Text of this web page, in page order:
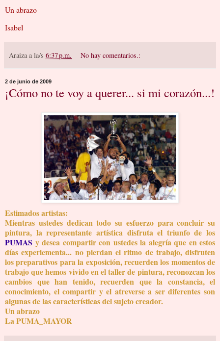
Un abrazo
Isabel
Araiza a la/s 6:37 p.m. No hay comentarios.:
2 de junio de 2009
¡Cómo no te voy a querer... si mi corazón...!
Estimados artistas:
Mientras ustedes dedican todo su esfuerzo para concluir su
pintura, la representante artística disfruta el triunfo de los
PUMAS y desea compartir con ustedes la alegría que en estos
días experiementa... no pierdan el ritmo de trabajo, disfruten
los preparativos para la exposición, recuerden los momentos de
trabajo que hemos vivido en el taller de pintura, reconozcan los
cambios que han tenido, recuerden que la constancia, el
conocimiento, el compartir y el atreverse a ser diferentes son
algunas de las características del sujeto creador.
Un abrazo
La PUMA_MAYOR